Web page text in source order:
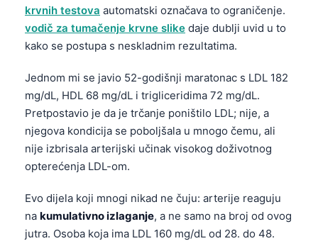
krvnih testova automatski označava to ograničenje.
vodič za tumačenje krvne slike daje dublji uvid u to
kako se postupa s neskladnim rezultatima.
Jednom mi se javio 52-godišnji maratonac s LDL 182
mg/dL, HDL 68 mg/dL i trigliceridima 72 mg/dL.
Pretpostavio je da je trčanje poništilo LDL; nije, a
njegova kondicija se poboljšala u mnogo čemu, ali
nije izbrisala arterijski učinak visokog doživotnog
opterećenja LDL-om.
Evo dijela koji mnogi nikad ne čuju: arterije reaguju
na kumulativno izlaganje, a ne samo na broj od ovog
jutra. Osoba koja ima LDL 160 mg/dL od 28. do 48.